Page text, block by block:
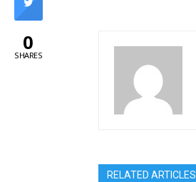
RELATED ARTICLES
0
SHARES